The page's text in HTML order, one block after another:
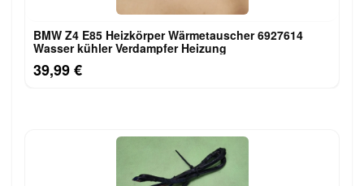
BMW Z4 E85 Heizkörper Wärmetauscher 6927614
Wasser kühler Verdampfer Heizung
39,99 €